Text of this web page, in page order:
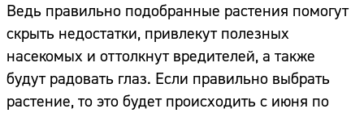
Ведь правильно подобранные растения помогут
скрыть недостатки, привлекут полезных
насекомых и оттолкнут вредителей, а также
будут радовать глаз. Если правильно выбрать
растение, то это будет происходить с июня по